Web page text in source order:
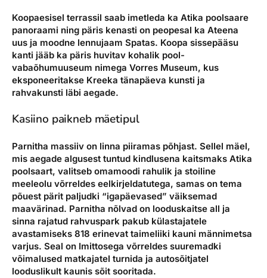
Koopaesisel terrassil saab imetleda ka Atika poolsaare
panoraami ning päris kenasti on peopesal ka Ateena
uus ja moodne lennujaam Spatas. Koopa sissepääsu
kanti jääb ka päris huvitav kohalik pool-
vabaõhumuuseum nimega Vorres Museum, kus
eksponeeritakse Kreeka tänapäeva kunsti ja
rahvakunsti läbi aegade.
Kasiino paikneb mäetipul
Parnitha massiiv on linna piiramas põhjast. Sellel mäel,
mis aegade algusest tuntud kindlusena kaitsmaks Atika
poolsaart, valitseb omamoodi rahulik ja stoiline
meeleolu võrreldes eelkirjeldatutega, samas on tema
põuest pärit paljudki “igapäevased” väiksemad
maavärinad. Parnitha nõlvad on looduskaitse all ja
sinna rajatud rahvuspark pakub külastajatele
avastamiseks 818 erinevat taimeliiki kauni männimetsa
varjus. Seal on Imittosega võrreldes suuremadki
võimalused matkajatel turnida ja autosõitjatel
looduslikult kaunis sõit sooritada.